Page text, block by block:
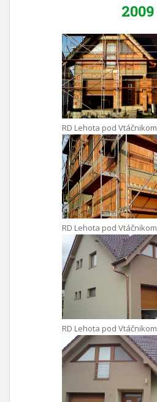
2009
RD Lehota pod Vtáčnikom
RD Lehota pod Vtáčnikom
RD Lehota pod Vtáčnikom